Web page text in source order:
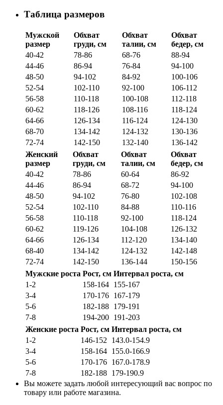
Таблица размеров
Мужской
размер
Обхват
груди, см
Обхват
талии, см
Обхват
бедер, см
40-42
78-86 68-76
88-94
44-46
86-94 76-84
94-100
48-50
94-102 84-92
100-106
52-54
102-110 92-100
106-112
56-58
110-118 100-108
112-118
60-62
118-126 108-116
118-124
64-66
126-134 116-124
124-130
68-70
134-142 124-132
130-136
72-74
142-150 132-140
136-142
Женский
размер
Обхват
груди, см
Обхват
талии, см
Обхват
бедер, см
40-42
78-86 60-64
86-92
44-46
86-94 68-72
94-100
48-50
94-102 76-80
102-108
52-54
102-110 84-88
110-116
56-58
110-118 92-100
118-124
60-62
119-126 104-108
126-132
64-66
126-134 112-120
134-140
68-40
134-142 124-132
142-148
72-74
142-150 136-144
150-156
Мужские роста Рост, см Интервал роста, см
1-2
158-164 155-167
3-4
170-176 167-179
5-6
182-188 179-191
7-8
194-200 191-203
Женские роста Рост, см Интервал роста, см
1-2
146-152
143.0-154.9
3-4
158-164 155.0-166.9
5-6
170-176 167.0-178.9
7-8
182-188 179-190.9
Вы можете задать любой интересующий вас вопрос по
товару или работе магазина.